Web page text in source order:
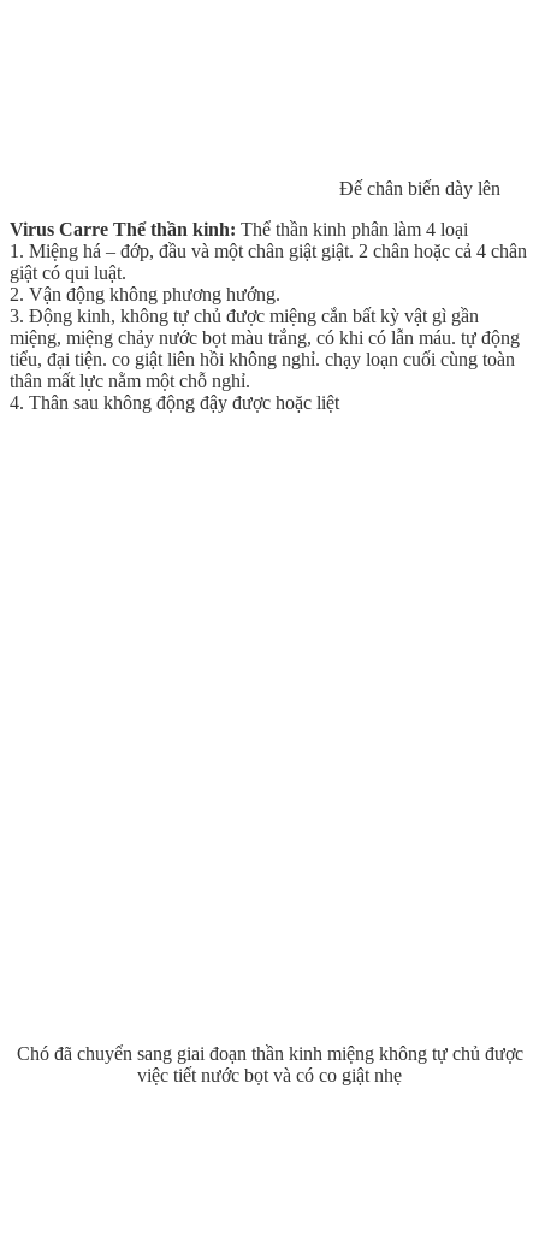
Đế chân biến dày lên
Virus Carre Thể thần kinh: Thể thần kinh phân làm 4 loại
1. Miệng há – đớp, đầu và một chân giật giật. 2 chân hoặc cả 4 chân
giật có qui luật.
2. Vận động không phương hướng.
3. Động kinh, không tự chủ được miệng cắn bất kỳ vật gì gần
miệng, miệng chảy nước bọt màu trắng, có khi có lẫn máu. tự động
tiểu, đại tiện. co giật liên hồi không nghỉ. chạy loạn cuối cùng toàn
thân mất lực nằm một chỗ nghỉ.
4. Thân sau không động đậy được hoặc liệt
Chó đã chuyển sang giai đoạn thần kinh miệng không tự chủ được
việc tiết nước bọt và có co giật nhẹ